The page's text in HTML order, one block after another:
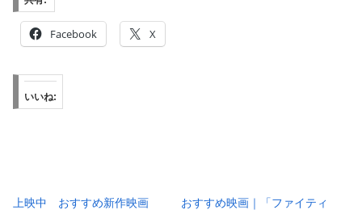
Facebook X
いいね:
上映中 おすすめ新作映画
おすすめ映画｜「ファイティ